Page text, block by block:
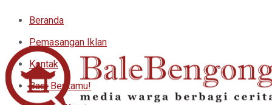
Beranda
Pemasangan Iklan
Kontak
Bagi Beritamu!